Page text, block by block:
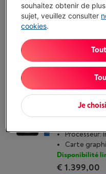
Disponible -
€ 6.099,00
Comparer
HP OMEN 16L
CORE I7 | 16
Processeur:
Carte
Disponibilité
€ 1.399,00
souhaitez obtenir de
sujet, veuillez consulter
cookies.
Je